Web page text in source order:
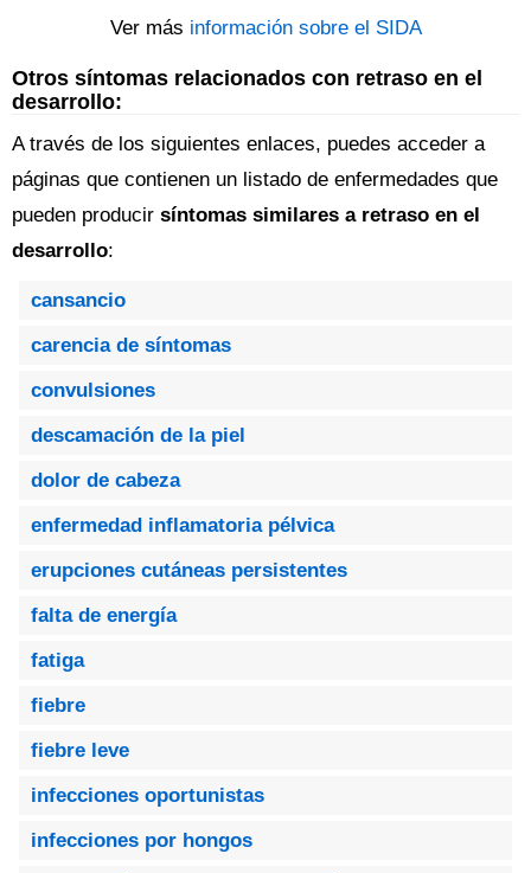
Ver más información sobre el SIDA
Otros síntomas relacionados con retraso en el
desarrollo:
A través de los siguientes enlaces, puedes acceder a
páginas que contienen un listado de enfermedades que
pueden producir síntomas similares a retraso en el
desarrollo:
cansancio
carencia de síntomas
convulsiones
descamación de la piel
dolor de cabeza
enfermedad inflamatoria pélvica
erupciones cutáneas persistentes
falta de energía
fatiga
fiebre
fiebre leve
infecciones oportunistas
infecciones por hongos